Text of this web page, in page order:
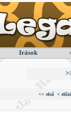
Irások
<< első <